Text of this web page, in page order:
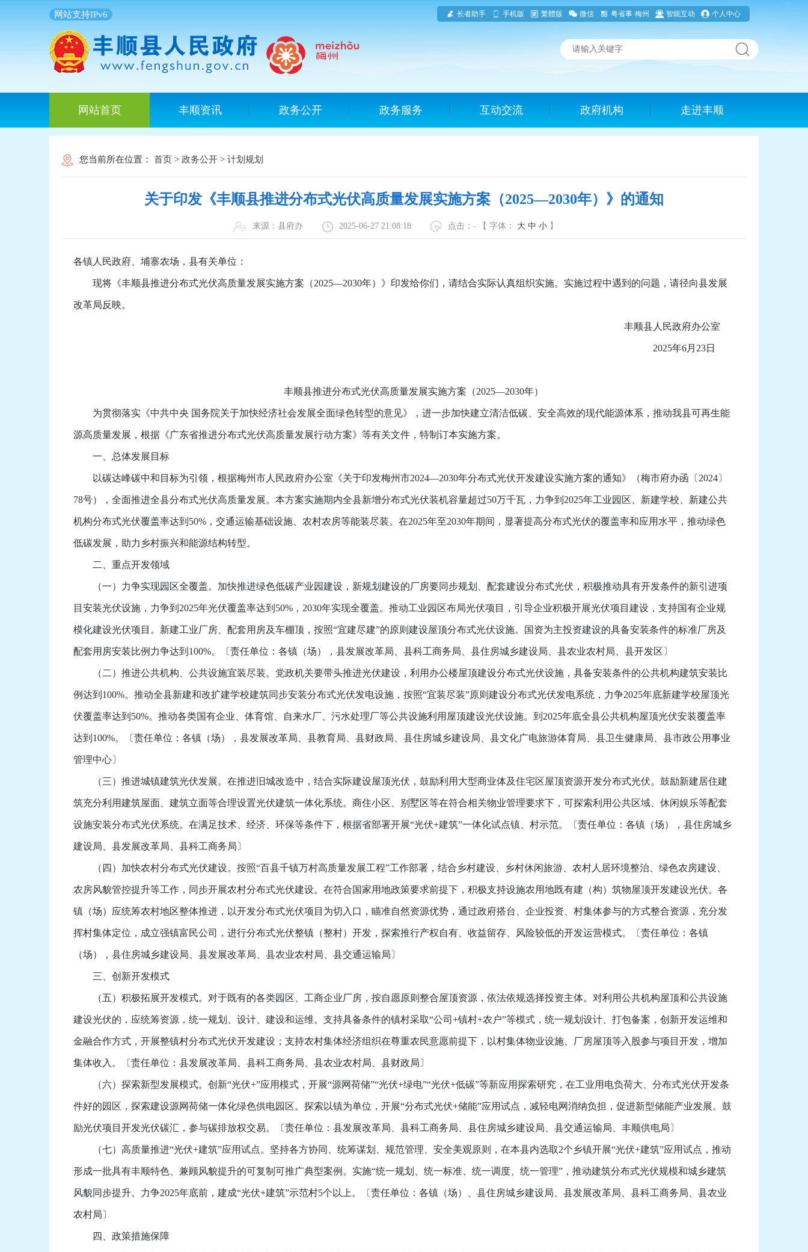
网站支持IPv6 长者助手 手机版 繁體版 微信 粤省事·梅州 智能互动 个人中心
网站首页 丰顺资讯 政务公开 政务服务 互动交流 政府机构 走进丰顺
您当前所在位置： 首页 > 政务公开 > 计划规划
关于印发《丰顺县推进分布式光伏高质量发展实施方案（2025—2030年）》的通知
来源：县府办 2025-06-27 21:08:18 点击： - 【 字体： 大 中 小 】
各镇人民政府、埔寨农场，县有关单位：
现将《丰顺县推进分布式光伏高质量发展实施方案（2025—2030年）》印发给你们，请结合实际认真组织实施。实施过程中遇到的问题，请径向县发展
改革局反映。
丰顺县人民政府办公室
2025年6月23日
丰顺县推进分布式光伏高质量发展实施方案（2025—2030年）
为贯彻落实《中共中央 国务院关于加快经济社会发展全面绿色转型的意见》，进一步加快建立清洁低碳、安全高效的现代能源体系，推动我县可再生能
源高质量发展，根据《广东省推进分布式光伏高质量发展行动方案》等有关文件，特制订本实施方案。
一、总体发展目标
以碳达峰碳中和目标为引领，根据梅州市人民政府办公室《关于印发梅州市2024—2030年分布式光伏开发建设实施方案的通知》（梅市府办函〔2024〕
78号），全面推进全县分布式光伏高质量发展。本方案实施期内全县新增分布式光伏装机容量超过50万千瓦，力争到2025年工业园区、新建学校、新建公共
机构分布式光伏覆盖率达到50%，交通运输基础设施、农村农房等能装尽装。在2025年至2030年期间，显著提高分布式光伏的覆盖率和应用水平，推动绿色
低碳发展，助力乡村振兴和能源结构转型。
二、重点开发领域
（一）力争实现园区全覆盖。加快推进绿色低碳产业园建设，新规划建设的厂房要同步规划、配套建设分布式光伏，积极推动具有开发条件的新引进项
目安装光伏设施，力争到2025年光伏覆盖率达到50%，2030年实现全覆盖。推动工业园区布局光伏项目，引导企业积极开展光伏项目建设，支持国有企业规
模化建设光伏项目。新建工业厂房、配套用房及车棚顶，按照“宜建尽建”的原则建设屋顶分布式光伏设施。国资为主投资建设的具备安装条件的标准厂房及
配套用房安装比例力争达到100%。〔责任单位：各镇（场），县发展改革局、县科工商务局、县住房城乡建设局、县农业农村局、县开发区〕
（二）推进公共机构、公共设施宜装尽装。党政机关要带头推进光伏建设，利用办公楼屋顶建设分布式光伏设施，具备安装条件的公共机构建筑安装比
例达到100%。推动全县新建和改扩建学校建筑同步安装分布式光伏发电设施，按照“宜装尽装”原则建设分布式光伏发电系统，力争2025年底新建学校屋顶光
伏覆盖率达到50%。推动各类国有企业、体育馆、自来水厂、污水处理厂等公共设施利用屋顶建设光伏设施。到2025年底全县公共机构屋顶光伏安装覆盖率
达到100%。〔责任单位：各镇（场），县发展改革局、县教育局、县财政局、县住房城乡建设局、县文化广电旅游体育局、县卫生健康局、县市政公用事业
管理中心〕
（三）推进城镇建筑光伏发展。在推进旧城改造中，结合实际建设屋顶光伏，鼓励利用大型商业体及住宅区屋顶资源开发分布式光伏。鼓励新建居住建
筑充分利用建筑屋面、建筑立面等合理设置光伏建筑一体化系统。商住小区、别墅区等在符合相关物业管理要求下，可探索利用公共区域、休闲娱乐等配套
设施安装分布式光伏系统。在满足技术、经济、环保等条件下，根据省部署开展“光伏+建筑”一体化试点镇、村示范。〔责任单位：各镇（场），县住房城乡
建设局、县发展改革局、县科工商务局〕
（四）加快农村分布式光伏建设。按照“百县千镇万村高质量发展工程”工作部署，结合乡村建设、乡村休闲旅游、农村人居环境整治、绿色农房建设、
农房风貌管控提升等工作，同步开展农村分布式光伏建设。在符合国家用地政策要求前提下，积极支持设施农用地既有建（构）筑物屋顶开发建设光伏。各
镇（场）应统筹农村地区整体推进，以开发分布式光伏项目为切入口，瞄准自然资源优势，通过政府搭台、企业投资、村集体参与的方式整合资源，充分发
挥村集体定位，成立强镇富民公司，进行分布式光伏整镇（整村）开发，探索推行产权自有、收益留存、风险较低的开发运营模式。〔责任单位：各镇
（场），县住房城乡建设局、县发展改革局、县农业农村局、县交通运输局〕
三、创新开发模式
（五）积极拓展开发模式。对于既有的各类园区、工商企业厂房，按自愿原则整合屋顶资源，依法依规选择投资主体。对利用公共机构屋顶和公共设施
建设光伏的，应统筹资源，统一规划、设计、建设和运维。支持具备条件的镇村采取“公司+镇村+农户”等模式，统一规划设计、打包备案，创新开发运维和
金融合作方式，开展整镇村分布式光伏开发建设；支持农村集体经济组织在尊重农民意愿前提下，以村集体物业设施、厂房屋顶等入股参与项目开发，增加
集体收入。〔责任单位：县发展改革局、县科工商务局、县农业农村局、县财政局〕
（六）探索新型发展模式。创新“光伏+”应用模式，开展“源网荷储”“光伏+绿电”“光伏+低碳”等新应用探索研究，在工业用电负荷大、分布式光伏开发条
件好的园区，探索建设源网荷储一体化绿色供电园区。探索以镇为单位，开展“分布式光伏+储能”应用试点，减轻电网消纳负担，促进新型储能产业发展。鼓
励光伏项目开发光伏碳汇，参与碳排放权交易。〔责任单位：县发展改革局、县科工商务局、县住房城乡建设局、县交通运输局、丰顺供电局〕
（七）高质量推进“光伏+建筑”应用试点。坚持各方协同、统筹谋划、规范管理、安全美观原则，在本县内选取2个乡镇开展“光伏+建筑”应用试点，推动
形成一批具有丰顺特色、兼顾风貌提升的可复制可推广典型案例。实施“统一规划、统一标准、统一调度、统一管理”，推动建筑分布式光伏规模和城乡建筑
风貌同步提升。力争2025年底前，建成“光伏+建筑”示范村5个以上。〔责任单位：各镇（场）、县住房城乡建设局、县发展改革局、县科工商务局、县农业
农村局〕
四、政策措施保障